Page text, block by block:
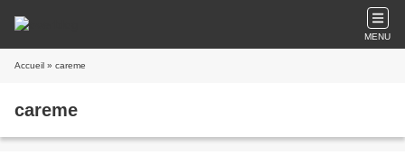
MENU
Accueil » careme
careme